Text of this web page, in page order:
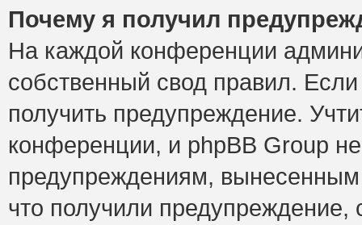
Почему я получил
На каждой конференции
собственный свод правил.
получить предупреждение.
конференции, и phpBB Group
предупреждениям,
что получили предупреждение,